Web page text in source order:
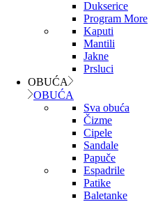
Dukserice
Program More
Kaputi
Mantili
Jakne
Prsluci
OBUĆA
OBUĆA
Sva obuća
Čizme
Cipele
Sandale
Papuče
Espadrile
Patike
Baletanke